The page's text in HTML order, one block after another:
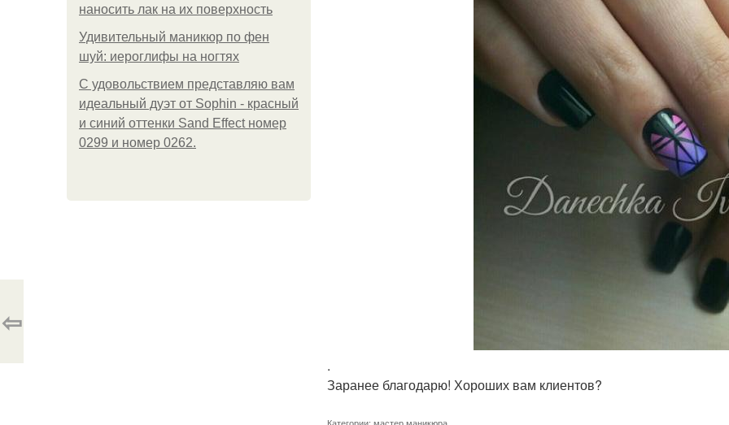
наносить лак на их поверхность
Удивительный маникюр по фен
шуй: иероглифы на ногтях
С удовольствием представляю вам
идеальный дуэт от Sophin - красный
и синий оттенки Sand Effect номер
0299 и номер 0262.
.
Заранее благодарю! Хороших вам клиентов?
⇦